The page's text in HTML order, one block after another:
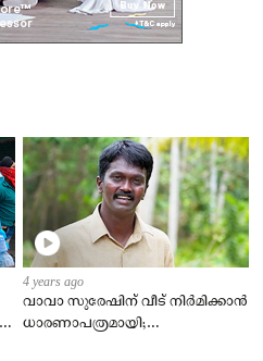
4 years ago
വാവാ സുരേഷിന് വീട് നിര്‍മിക്കാന്‍
ധാരണാപത്രമായി;